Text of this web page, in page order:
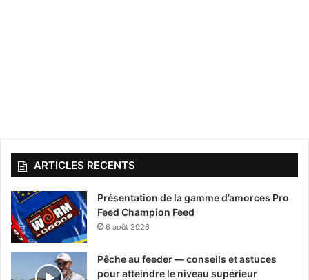
ARTICLES RECENTS
Présentation de la gamme d’amorces Pro
Feed Champion Feed
6 août 2026
Pêche au feeder — conseils et astuces
pour atteindre le niveau supérieur